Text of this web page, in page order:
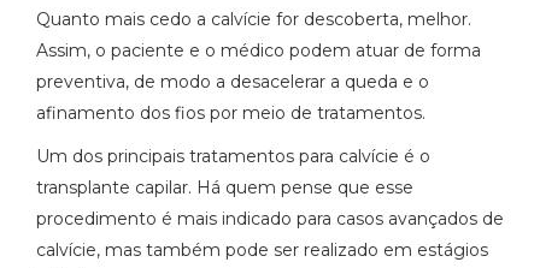
Quanto mais cedo a calvície for descoberta, melhor.
Assim, o paciente e o médico podem atuar de forma
preventiva, de modo a desacelerar a queda e o
afinamento dos fios por meio de tratamentos.
Um dos principais tratamentos para calvície é o
transplante capilar. Há quem pense que esse
procedimento é mais indicado para casos avançados de
calvície, mas também pode ser realizado em estágios